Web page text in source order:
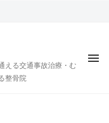
える交通事故治療・む
整骨院
メ